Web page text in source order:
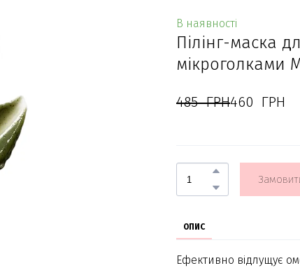
В наявності
Пілінг-маска
мікроголками
485  ГРН460  ГРН
ОПИС
Ефективно відлущує